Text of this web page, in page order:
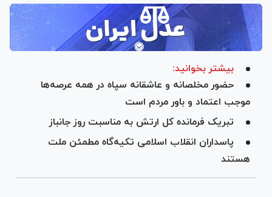
بیشتر بخوانید:
حضور مخلصانه و عاشقانه سپاه در همه عرصه‌ها
موجب اعتماد و باور مردم است
تبریک فرمانده کل ارتش به مناسبت روز جانباز
پاسداران انقلاب اسلامی تکیه‌گاه مطمئن ملت
هستند